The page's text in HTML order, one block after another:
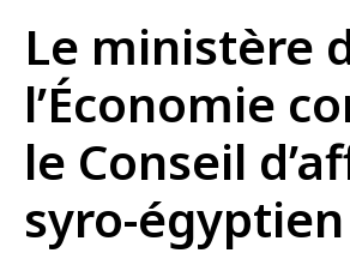
Le ministère
l’Économie
le Conseil
syro-égyptien